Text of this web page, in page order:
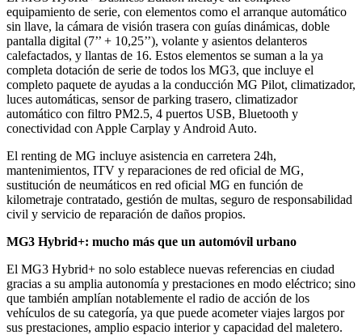
equipamiento de serie, con elementos como el arranque automático
sin llave, la cámara de visión trasera con guías dinámicas, doble
pantalla digital (7’’ + 10,25’’), volante y asientos delanteros
calefactados, y llantas de 16. Estos elementos se suman a la ya
completa dotación de serie de todos los MG3, que incluye el
completo paquete de ayudas a la conducción MG Pilot, climatizador,
luces automáticas, sensor de parking trasero, climatizador
automático con filtro PM2.5, 4 puertos USB, Bluetooth y
conectividad con Apple Carplay y Android Auto.
El renting de MG incluye asistencia en carretera 24h,
mantenimientos, ITV y reparaciones de red oficial de MG,
sustitución de neumáticos en red oficial MG en función de
kilometraje contratado, gestión de multas, seguro de responsabilidad
civil y servicio de reparación de daños propios.
MG3 Hybrid+: mucho más que un automóvil urbano
El MG3 Hybrid+ no solo establece nuevas referencias en ciudad
gracias a su amplia autonomía y prestaciones en modo eléctrico; sino
que también amplían notablemente el radio de acción de los
vehículos de su categoría, ya que puede acometer viajes largos por
sus prestaciones, amplio espacio interior y capacidad del maletero.